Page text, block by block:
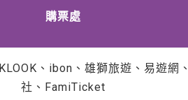
購票處
、ibon、雄獅旅遊、易遊網
社、FamiTicket